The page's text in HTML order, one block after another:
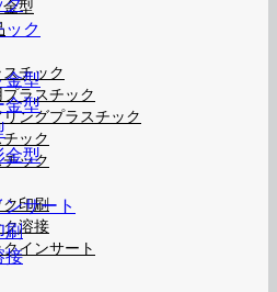
型
チック
ラスチック
ングプラスチック
ック
ック
印刷
溶接
インサート
ク
金型
金型
金型
サート
刷
接